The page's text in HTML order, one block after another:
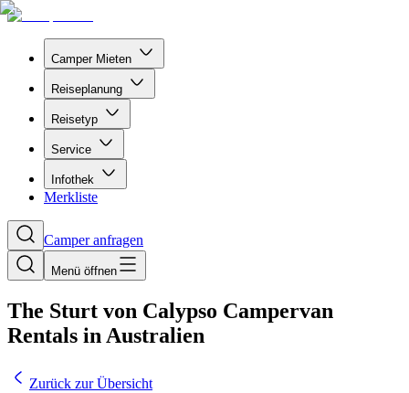
Camper Mieten
Reiseplanung
Reisetyp
Service
Infothek
Merkliste
Camper anfragen
Menü öffnen
The Sturt von Calypso Campervan
Rentals in Australien
Zurück zur Übersicht